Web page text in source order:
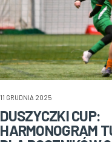
11 GRUDNIA 2025
DUSZYCZKI CUP:
HARMONOGRAM